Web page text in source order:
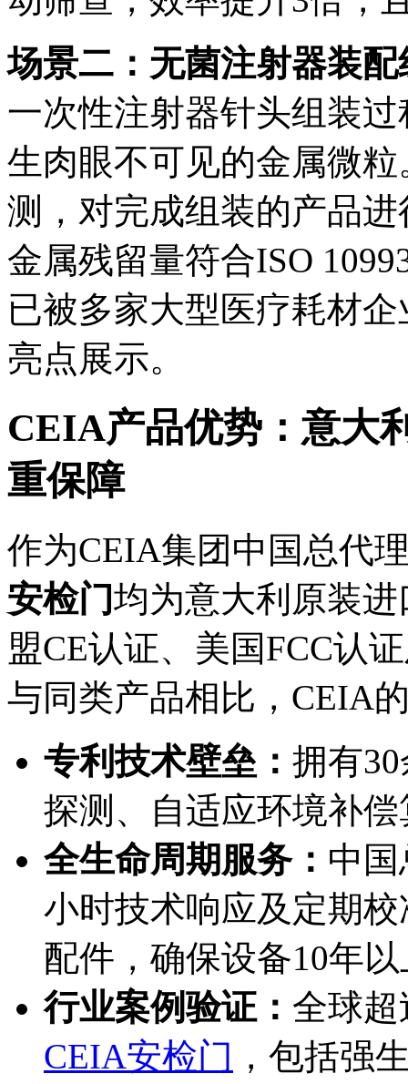
场景二：无菌注射器装
一次性注射器针头组装
生肉眼不可见的金属微
测，对完成组装的产品
金属残留量符合ISO
已被多家大型医疗耗材
亮点展示。
CEIA产品优势：意大
重保障
作为CEIA集团中国总代
安检门均为意大利原装
盟CE认证、美国FCC认
与同类产品相比，CEIA
专利技术壁垒： 拥有
探测、自适应环境补
全生命周期服务： 中
小时技术响应及定期
配件，确保设备10年
行业案例验证： 全球
CEIA安检门 ，包括强